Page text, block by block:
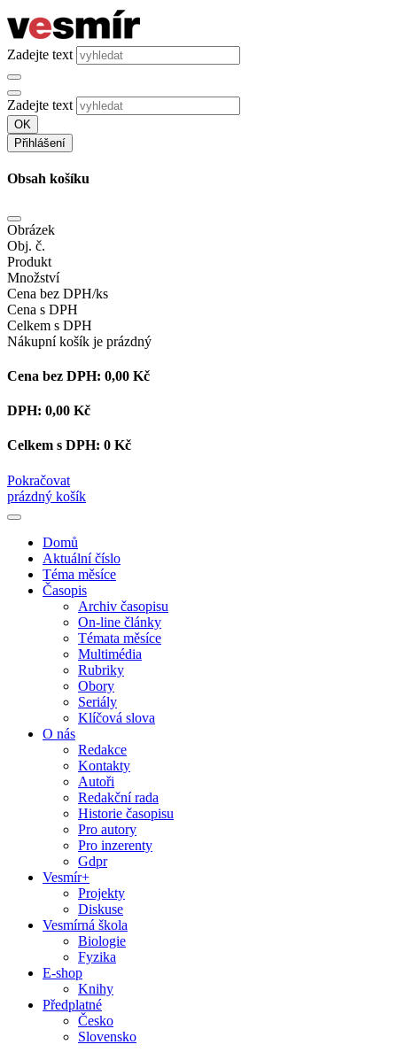
Zadejte text
Zadejte text
OK
Přihlášení
Obsah košíku
Obrázek
Obj. č.
Produkt
Množství
Cena bez DPH/ks
Cena s DPH
Celkem s DPH
Nákupní košík je prázdný
Cena bez DPH: 0,00 Kč
DPH: 0,00 Kč
Celkem s DPH: 0 Kč
Pokračovat
prázdný košík
Domů
Aktuální číslo
Téma měsíce
Časopis
Archiv časopisu
On-line články
Témata měsíce
Multimédia
Rubriky
Obory
Seriály
Klíčová slova
O nás
Redakce
Kontakty
Autoři
Redakční rada
Historie časopisu
Pro autory
Pro inzerenty
Gdpr
Vesmír+
Projekty
Diskuse
Vesmírná škola
Biologie
Fyzika
E-shop
Knihy
Předplatné
Česko
Slovensko